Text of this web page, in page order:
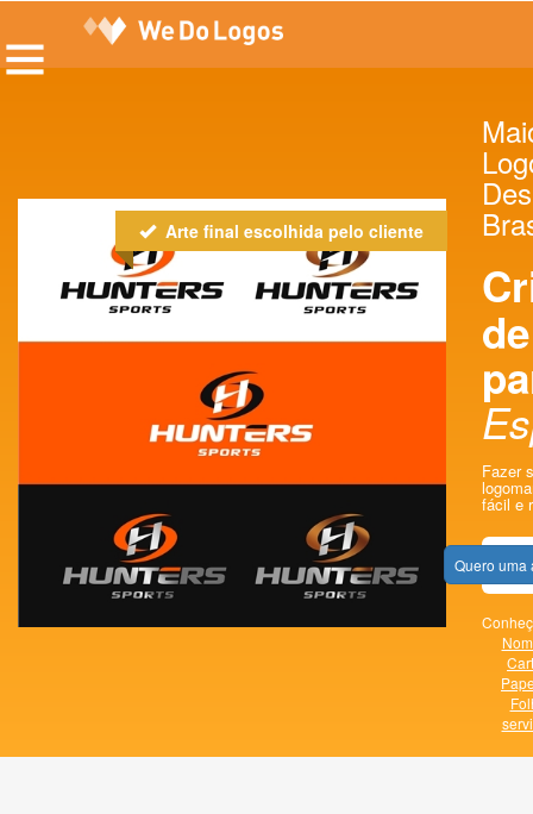
Arte final escolhida pelo cliente
de
Fazer
fácil e
Quero uma